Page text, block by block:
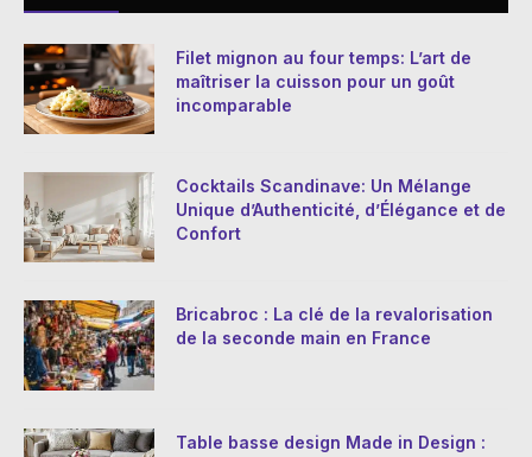
Filet mignon au four temps: L’art de
maîtriser la cuisson pour un goût
incomparable
Cocktails Scandinave: Un Mélange
Unique d’Authenticité, d’Élégance et de
Confort
Bricabroc : La clé de la revalorisation
de la seconde main en France
Table basse design Made in Design :